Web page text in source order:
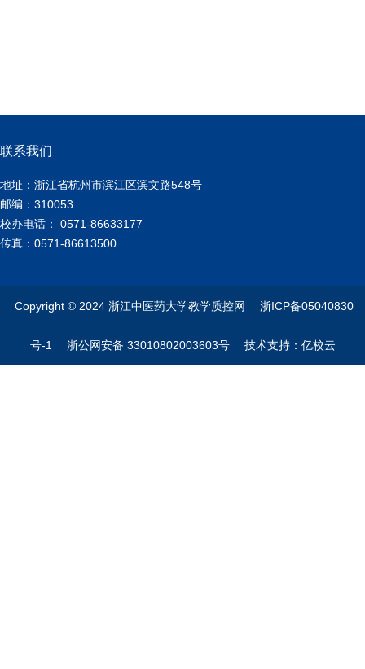
联系我们
地址：浙江省杭州市滨江区滨文路548号
邮编：310053
校办电话： 0571-86633177
传真：0571-86613500
Copyright © 2024 浙江中医药大学教学质控网 浙ICP备05040830
号-1 浙公网安备 33010802003603号 技术支持：亿校云